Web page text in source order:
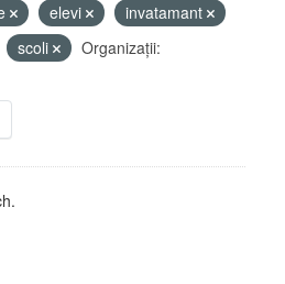
elevi
invatamant
scoli
Organizații: